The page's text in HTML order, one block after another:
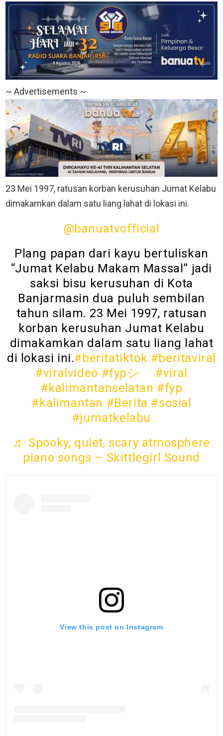
~ Advertisements ~
23 Mei 1997, ratusan korban kerusuhan Jumat Kelabu
dimakamkan dalam satu liang lahat di lokasi ini.
@banuatvofficial
Plang papan dari kayu bertuliskan
“Jumat Kelabu Makam Massal” jadi
saksi bisu kerusuhan di Kota
Banjarmasin dua puluh sembilan
tahun silam. 23 Mei 1997, ratusan
korban kerusuhan Jumat Kelabu
dimakamkan dalam satu liang lahat
di lokasi ini.#beritatiktok #beritaviral
#viralvideo #fypシ゚
#viral
#kalimantanselatan #fyp
#kalimantan #Berita #sosial
#jumatkelabu
♬ Spooky, quiet, scary atmosphere
piano songs – Skittlegirl Sound
View this post on Instagram